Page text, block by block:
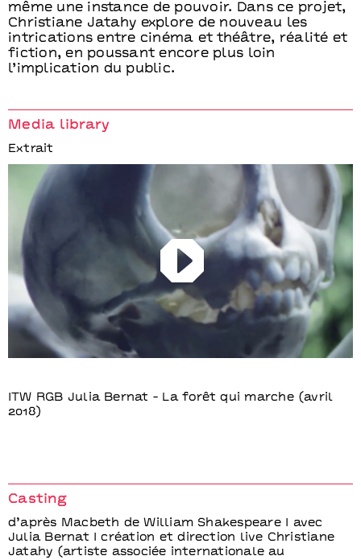
même une instance de pouvoir. Dans ce projet,
Christiane Jatahy explore de nouveau les
intrications entre cinéma et théâtre, réalité et
fiction, en poussant encore plus loin
l’implication du public.
Media library
Extrait
Play
ITW RGB Julia Bernat - La forêt qui marche (avril
2018)
Casting
d’après Macbeth de William Shakespeare I avec
Julia Bernat I création et direction live Christiane
Jatahy (artiste associée internationale au